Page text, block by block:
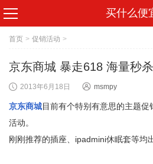
买什么便
首页 > 促销活动 >
京东商城 暴走618 海量秒
2013年6月18日 msmpy
京东商城目前有个特别有意思的主题
活动。
刚刚推荐的插座、ipadmini休眠套等均